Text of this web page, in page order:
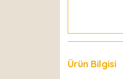
Ürün Bilgisi